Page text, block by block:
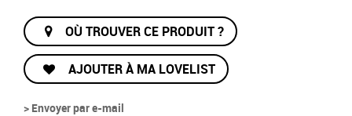
OÙ TROUVER CE PRODUIT ?
AJOUTER À MA LOVELIST
> Envoyer par e-mail